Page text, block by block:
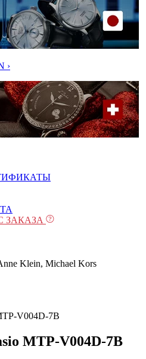
›
ЗАКАЗА
Klein, Michael Kors
V004D-7B
MTP-V004D-7B